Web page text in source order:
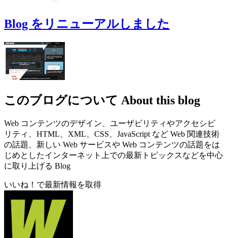
Blog をリニューアルしました
このブログについて About this blog
Web コンテンツのデザイン、ユーザビリティやアクセシビ
リティ、HTML、XML、CSS、JavaScript など Web 関連技術
の話題、新しい Web サービスや Web コンテンツの話題をは
じめとしたインターネット上での最新トピックスなどを中心
に取り上げる Blog
いいね！で最新情報を取得